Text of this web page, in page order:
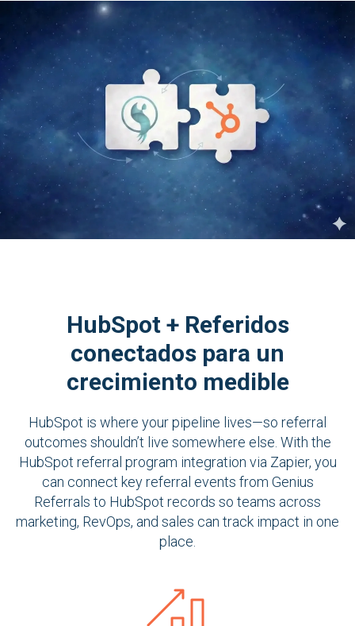
HubSpot + Referidos
conectados para un
crecimiento medible
HubSpot is where your pipeline lives—so referral
outcomes shouldn’t live somewhere else. With the
HubSpot referral program integration via Zapier, you
can connect key referral events from Genius
Referrals to HubSpot records so teams across
marketing, RevOps, and sales can track impact in one
place.